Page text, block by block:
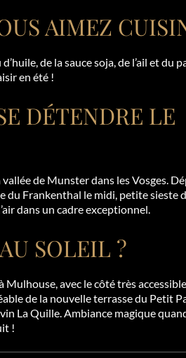
AIMEZ
de la sauce soja, de l’ail et du
en été !
DÉTENDRE LE
de Munster dans les Vosges.
du Frankenthal le midi, petite sieste
dans un cadre exceptionnel.
SOLEIL ?
Mulhouse, avec le côté très
de la nouvelle terrasse du Petit
La Quille. Ambiance magique
!